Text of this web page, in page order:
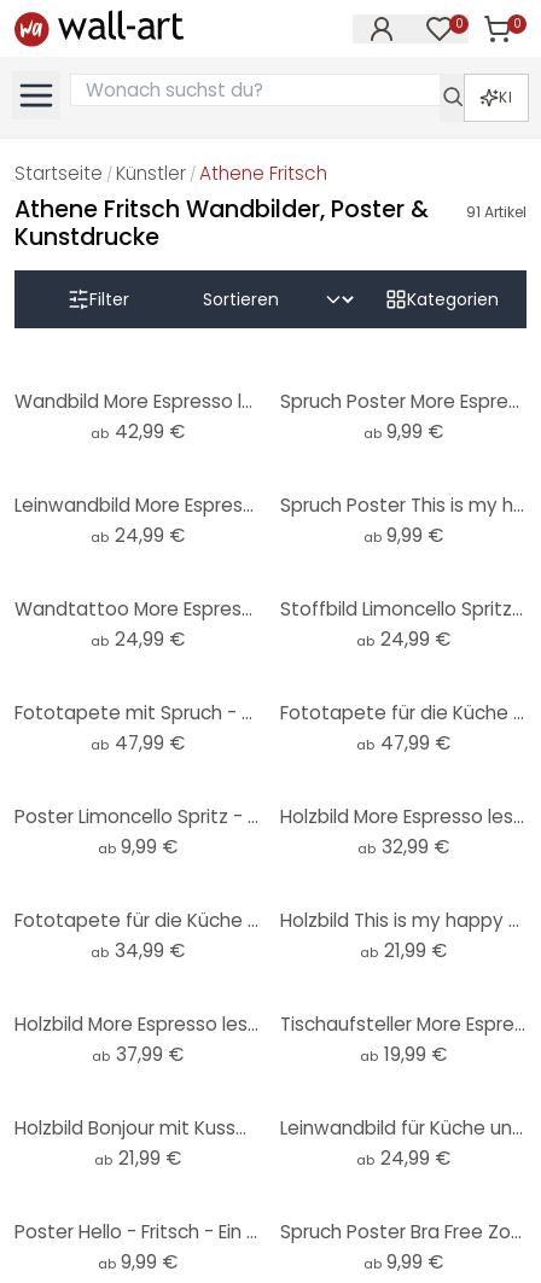
0 0
KI
Startseite / Künstler /Athene Fritsch
Athene Fritsch Wandbilder, Poster &
Kunstdrucke
91 Artikel
Filter Kategorien
Wandbild More Espresso less Depresso - Fritsch - Alu-Dibond Rund
ab 42,99 €
Spruch Poster More Espresso less Depresso - Fritsch
ab 9,99 €
Leinwandbild More Espresso less Depresso - Fritsch
ab 24,99 €
Spruch Poster This is my happy place mit Herz - Fritsch
ab 9,99 €
Wandtattoo More Espresso less Depresso - Fritsch - Rund
ab 24,99 €
Stoffbild Limoncello Spritz - Fritsch
ab 24,99 €
Fototapete mit Spruch - This is my happy place mit Herz - Fritsch
ab 47,99 €
Fototapete für die Küche - Fritsch - Aperol Spritz
ab 47,99 €
Poster Limoncello Spritz - Fritsch
ab 9,99 €
Holzbild More Espresso less Depresso - Fritsch
ab 32,99 €
Fototapete für die Küche - Fritsch - Aperol Spritz - Rund - Selbstklebend/Vlies
ab 34,99 €
Holzbild This is my happy place mit Herz - Fritsch - Rund
ab 21,99 €
Holzbild More Espresso less Depresso - Fritsch - Rund
ab 37,99 €
Tischaufsteller More Espresso less Depresso - Fritsch
ab 19,99 €
Holzbild Bonjour mit Kussmund - Fritsch - Rund
ab 21,99 €
Leinwandbild für Küche und Esszimmer - Fritsch - Aperol Spritz
ab 24,99 €
Poster Hello - Fritsch - Ein freundlicher Gruß
ab 9,99 €
Spruch Poster Bra Free Zone | Feminismus - Fritsch
ab 9,99 €